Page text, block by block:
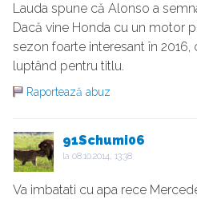
Lauda spune că Alonso a
Dacă vine Honda cu un motor
sezon foarte interesant în
luptând pentru titlu.
Raportează abuz
91Schumi06
la 08.10.2014, 13:38
Va imbatati cu apa rece